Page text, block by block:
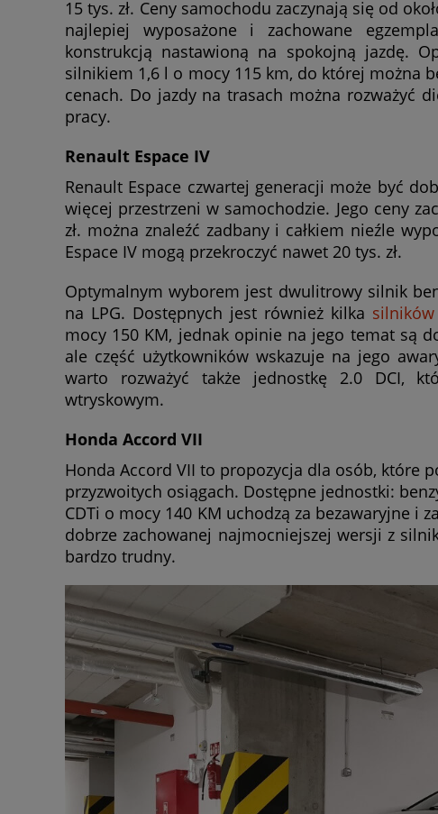
15 tys. zł. Ceny samochodu zaczynają się od
najlepiej wyposażone i zachowane
konstrukcją nastawioną na spokojną jazdę.
silnikiem 1,6 l o mocy 115 km, do której można
cenach. Do jazdy na trasach można rozważyć
pracy.
Renault Espace IV
Renault Espace czwartej generacji może być
więcej przestrzeni w samochodzie. Jego ceny
zł. można znaleźć zadbany i całkiem nieźle
Espace IV mogą przekroczyć nawet 20 tys. zł.
Optymalnym wyborem jest dwulitrowy silnik
na LPG. Dostępnych jest również kilka
mocy 150 KM, jednak opinie na jego temat są
ale część użytkowników wskazuje na jego
warto rozważyć także jednostkę 2.0 DCI,
wtryskowym.
Honda Accord VII
Honda Accord VII to propozycja dla osób, które
przyzwoitych osiągach. Dostępne jednostki:
CDTi o mocy 140 KM uchodzą za bezawaryjne i
dobrze zachowanej najmocniejszej wersji z
bardzo trudny.